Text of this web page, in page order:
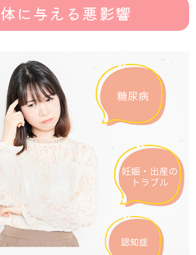
に与える悪影響